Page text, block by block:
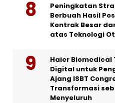
Peningkatan
Berbuah Hasil
Kontrak Besar
atas Teknologi
Haier
Digital untuk
Ajang ISBT
Transformasi
Menyeluruh